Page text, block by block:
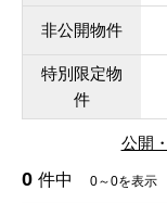
非公開物件
特別限定物
件
公開
0 件中 0～0を表示